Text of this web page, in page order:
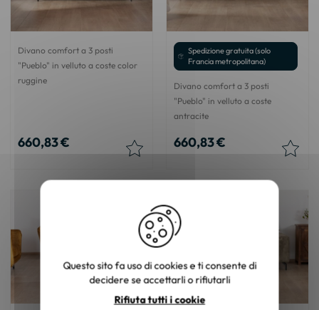
Divano comfort a 3 posti
"Pueblo" in velluto a coste color
ruggine
660,83 €
Spedizione gratuita (solo
Francia metropolitana)
Divano comfort a 3 posti
"Pueblo" in velluto a coste
antracite
660,83 €
Questo sito fa uso di cookies e ti consente di
decidere se accettarli o rifiutarli
Rifiuta tutti i cookie